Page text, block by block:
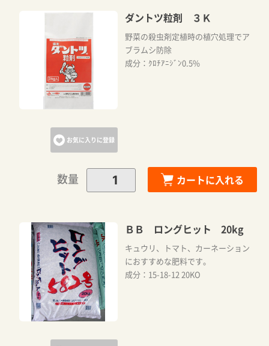
お気に入りに登録
ダントツ粒剤 ３Ｋ
野菜の殺虫剤定植時の植穴処理でア
ブラムシ防除
成分：ｸﾛﾁｱﾆｼﾞﾝ0.5%
数量 カートに入れる
ＢＢ ロングヒット 20kg
キュウリ、トマト、カーネーション
におすすめな肥料です。
成分：15-18-12 20KO